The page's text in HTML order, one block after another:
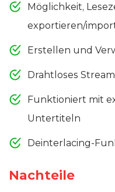
Möglichkeit,
exportieren/
Erstellen und
Drahtloses
Funktioniert mit
Untertiteln
Deinterlacing-
Nachteile